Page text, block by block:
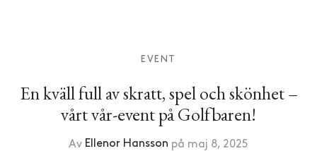
EVENT
En kväll full av skratt, spel och skönhet –
vårt vår-event på Golfbaren!
Av Ellenor Hansson på maj 8, 2025